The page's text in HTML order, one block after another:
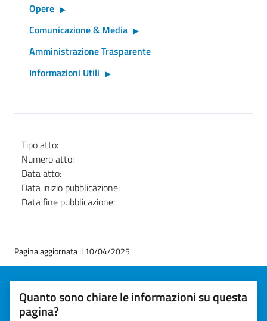
Opere
Comunicazione & Media
Amministrazione Trasparente
Informazioni Utili
Tipo atto:
Numero atto:
Data atto:
Data inizio pubblicazione:
Data fine pubblicazione:
Pagina aggiornata il 10/04/2025
Quanto sono chiare le informazioni su questa
pagina?